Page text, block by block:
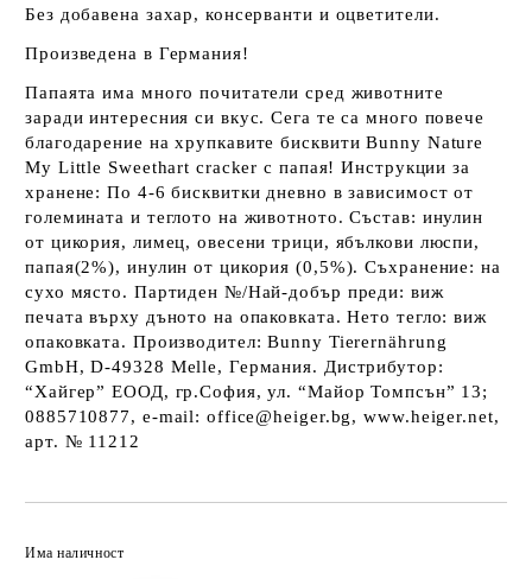
Без добавена захар, консерванти и оцветители.
Произведена в Германия!
Папаята има много почитатели сред животните
заради интересния си вкус. Сега те са много повече
благодарение на хрупкавите бисквити Bunny Nature
My Little Sweethart cracker с папая! Инструкции за
хранене: По 4-6 бисквитки дневно в зависимост от
големината и теглото на животното. Състав: инулин
от цикория, лимец, овесени трици, ябълкови люспи,
папая(2%), инулин от цикория (0,5%). Съхранение: на
сухо място. Партиден №/Най-добър преди: виж
печата върху дъното на опаковката. Нето тегло: виж
опаковката. Производител: Bunny Tierernährung
GmbH, D-49328 Melle, Германия. Дистрибутор:
“Хайгер” ЕООД, гр.София, ул. “Майор Томпсън” 13;
0885710877, e-mail: office@heiger.bg, www.heiger.net,
арт. № 11212
Има наличност